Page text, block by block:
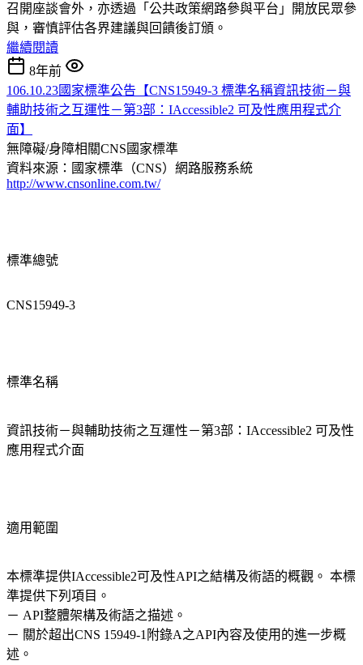
召開座談會外，亦透過「公共政策網路參與平台」開放民眾參
與，審慎評估各界建議與回饋後訂頒。
繼續閱讀
8年前
106.10.23國家標準公告【CNS15949-3 標準名稱資訊技術－與
輔助技術之互運性－第3部：IAccessible2 可及性應用程式介
面】
無障礙/身障相關CNS國家標準
資料來源：國家標準（CNS）網路服務系統
http://www.cnsonline.com.tw/
標準總號
CNS15949-3
標準名稱
資訊技術－與輔助技術之互運性－第3部：IAccessible2 可及性
應用程式介面
適用範圍
本標準提供IAccessible2可及性API之結構及術語的概觀。 本標
準提供下列項目。
－ API整體架構及術語之描述。
－ 關於超出CNS 15949-1附錄A之API內容及使用的進一步概
述。